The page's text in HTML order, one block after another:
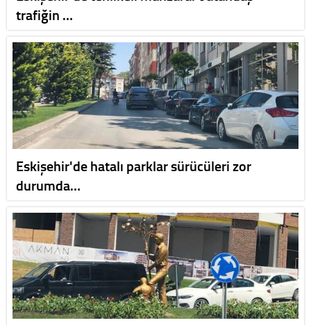
trafiğin …
Eskişehir'de hatalı parklar sürücüleri zor
durumda…